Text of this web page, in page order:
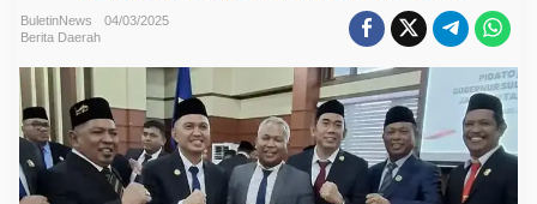
H
a
d
i
r
i
P
BuletinNews
04/03/2025
Berita Daerah